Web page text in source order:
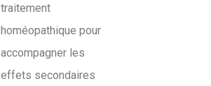
traitement
homéopathique pour
accompagner les
effets secondaires